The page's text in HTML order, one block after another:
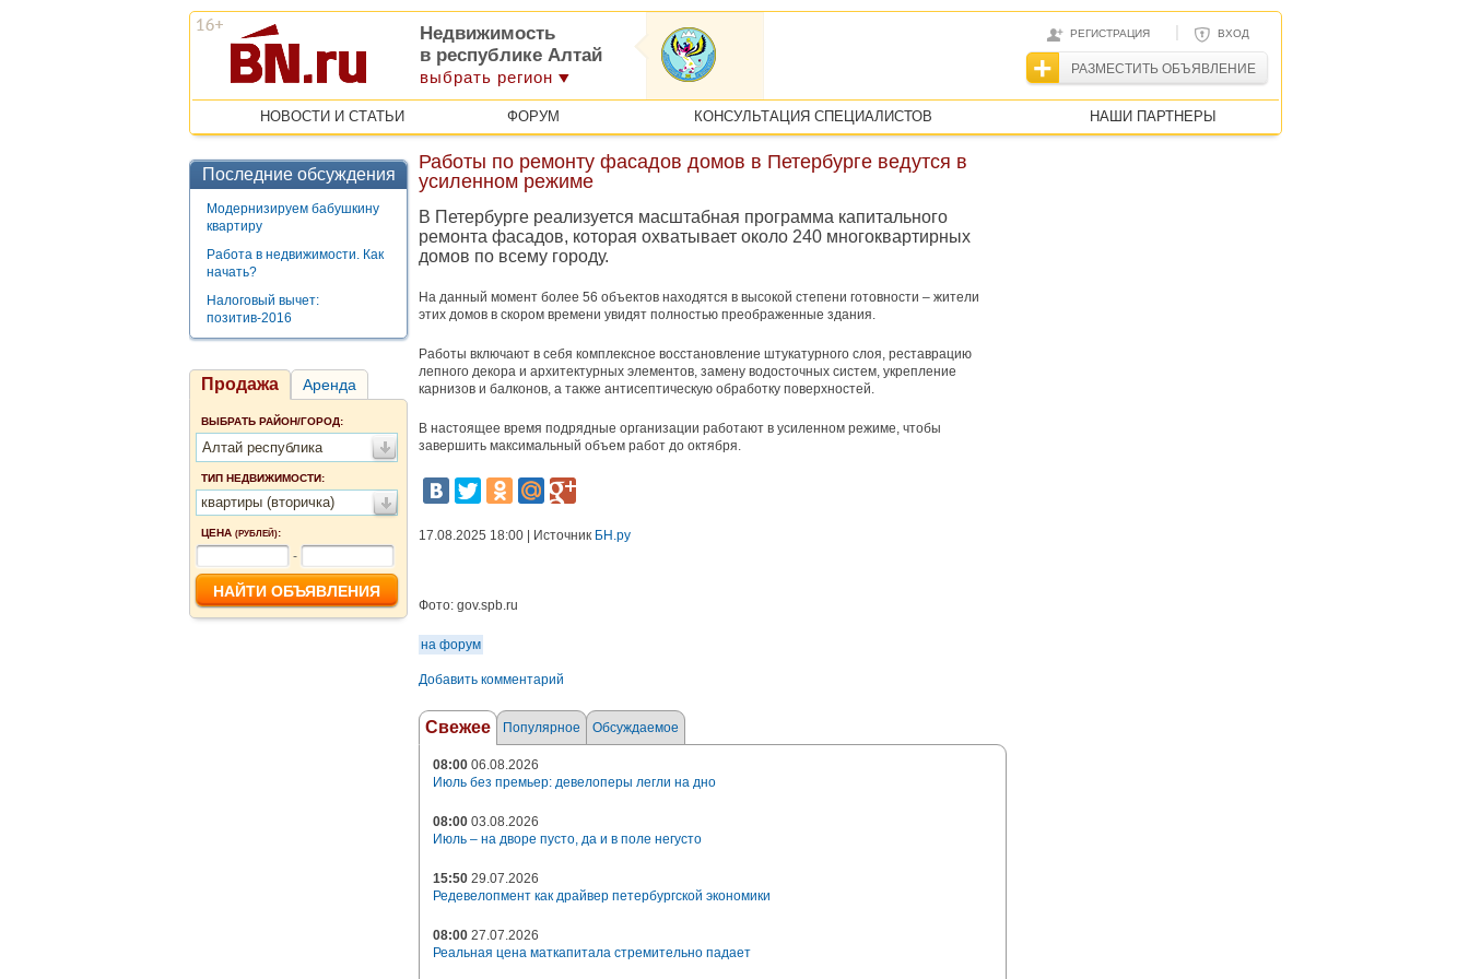
РЕГИСТРАЦИЯ | ВХОД
РАЗМЕСТИТЬ ОБЪЯВЛЕНИЕ
Недвижимость
в республике Алтай
выбрать регион
НОВОСТИ И СТАТЬИ ФОРУМ КОНСУЛЬТАЦИЯ СПЕЦИАЛИСТОВ НАШИ ПАРТНЕРЫ
Последние обсуждения
Модернизируем бабушкину
квартиру
Работа в недвижимости. Как
начать?
Налоговый вычет:
позитив-2016
Продажа Аренда
ВЫБРАТЬ РАЙОН/ГОРОД:
Алтай республика
ТИП НЕДВИЖИМОСТИ:
квартиры (вторичка)
ЦЕНА (РУБЛЕЙ):
-
Работы по ремонту фасадов домов в Петербурге ведутся в
усиленном режиме
В Петербурге реализуется масштабная программа капитального
ремонта фасадов, которая охватывает около 240 многоквартирных
домов по всему городу.
На данный момент более 56 объектов находятся в высокой степени готовности – жители
этих домов в скором времени увидят полностью преображенные здания.
Работы включают в себя комплексное восстановление штукатурного слоя, реставрацию
лепного декора и архитектурных элементов, замену водосточных систем, укрепление
карнизов и балконов, а также антисептическую обработку поверхностей.
В настоящее время подрядные организации работают в усиленном режиме, чтобы
завершить максимальный объем работ до октября.
17.08.2025 18:00 | Источник БН.ру
Фото: gov.spb.ru
на форум
Добавить комментарий
Свежее Популярное Обсуждаемое
08:00 06.08.2026
Июль без премьер: девелоперы легли на дно
08:00 03.08.2026
Июль – на дворе пусто, да и в поле негусто
15:50 29.07.2026
Редевелопмент как драйвер петербургской экономики
08:00 27.07.2026
Реальная цена маткапитала стремительно падает